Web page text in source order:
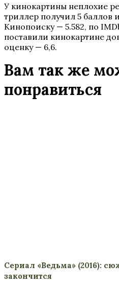
У кинокартины неплохие
триллер получил 5 баллов
Кинопоиску — 5.582, по
поставили кинокартине
оценку — 6,6.
Вам так же
понравиться
Сериал «Ведьма» (2016):
закончится